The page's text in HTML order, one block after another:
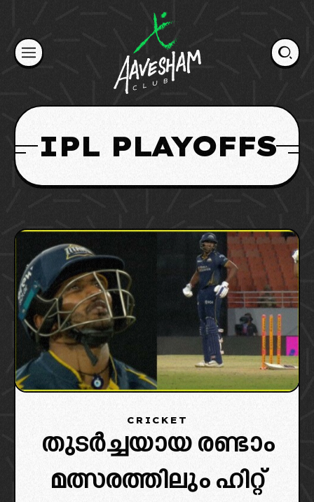
content
IPL PLAYOFFS
CRICKET
തുടര്‍ച്ചയായ രണ്ടാം
മത്സരത്തിലും ഹിറ്റ്